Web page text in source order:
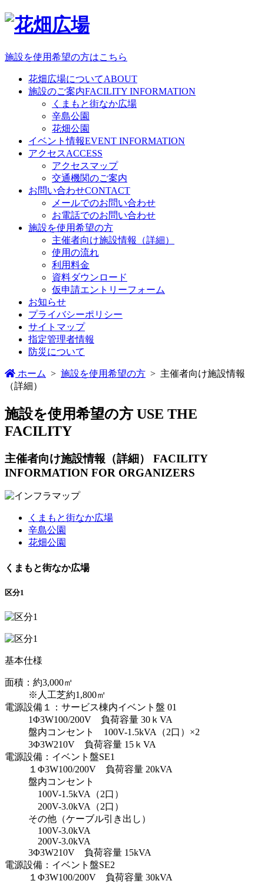
施設を使用希望の方はこちら
花畑広場についてABOUT
施設のご案内FACILITY INFORMATION
くまもと街なか広場
辛島公園
花畑公園
イベント情報EVENT INFORMATION
アクセスACCESS
アクセスマップ
交通機関のご案内
お問い合わせCONTACT
メールでのお問い合わせ
お電話でのお問い合わせ
施設を使用希望の方
主催者向け施設情報（詳細）
使用の流れ
利用料金
資料ダウンロード
仮申請エントリーフォーム
お知らせ
プライバシーポリシー
サイトマップ
指定管理者情報
防災について
ホーム > 施設を使用希望の方 > 主催者向け施設情報
（詳細）
施設を使用希望の方 USE THE
FACILITY
主催者向け施設情報 （詳細）
FACILITY
INFORMATION FOR ORGANIZERS
くまもと街なか広場
辛島公園
花畑公園
くまもと街なか広場
区分1
基本仕様
面積：約3,000㎡
※人工芝約1,800㎡
電源設備１：サービス棟内イベント盤 01
1Φ3W100/200V 負荷容量 30ｋVA
盤内コンセント 100V-1.5kVA（2口）×2
3Φ3W210V 負荷容量 15ｋVA
電源設備：イベント盤SE1
１Φ3W100/200V 負荷容量 20kVA
盤内コンセント
100V-1.5kVA（2口）
200V-3.0kVA（2口）
その他（ケーブル引き出し）
100V-3.0kVA
200V-3.0kVA
3Φ3W210V 負荷容量 15kVA
電源設備：イベント盤SE2
１Φ3W100/200V 負荷容量 30kVA